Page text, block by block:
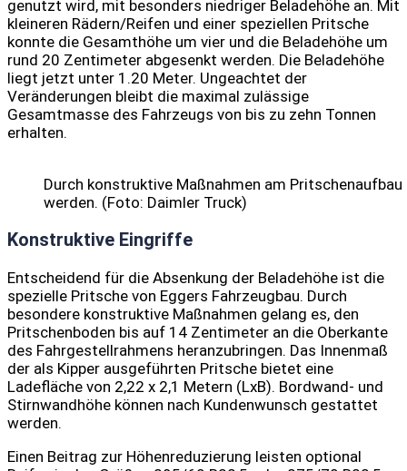
genutzt wird, mit besonders niedriger Beladehöhe an. Mit
kleineren Rädern/Reifen und einer speziellen Pritsche
konnte die Gesamthöhe um vier und die Beladehöhe um
rund 20 Zentimeter abgesenkt werden. Die Beladehöhe
liegt jetzt unter 1.20 Meter. Ungeachtet der
Veränderungen bleibt die maximal zulässige
Gesamtmasse des Fahrzeugs von bis zu zehn Tonnen
erhalten.
Durch konstruktive Maßnahmen am
werden. (Foto: Daimler Truck)
Konstruktive Eingriffe
Entscheidend für die Absenkung der Beladehöhe ist die
spezielle Pritsche von Eggers Fahrzeugbau. Durch
besondere konstruktive Maßnahmen gelang es, den
Pritschenboden bis auf 14 Zentimeter an die Oberkante
des Fahrgestellrahmens heranzubringen. Das Innenmaß
der als Kipper ausgeführten Pritsche bietet eine
Ladefläche von 2,22 x 2,1 Metern (LxB). Bordwand- und
Stirnwandhöhe können nach Kundenwunsch gestattet
werden.
Einen Beitrag zur Höhenreduzierung leisten optional